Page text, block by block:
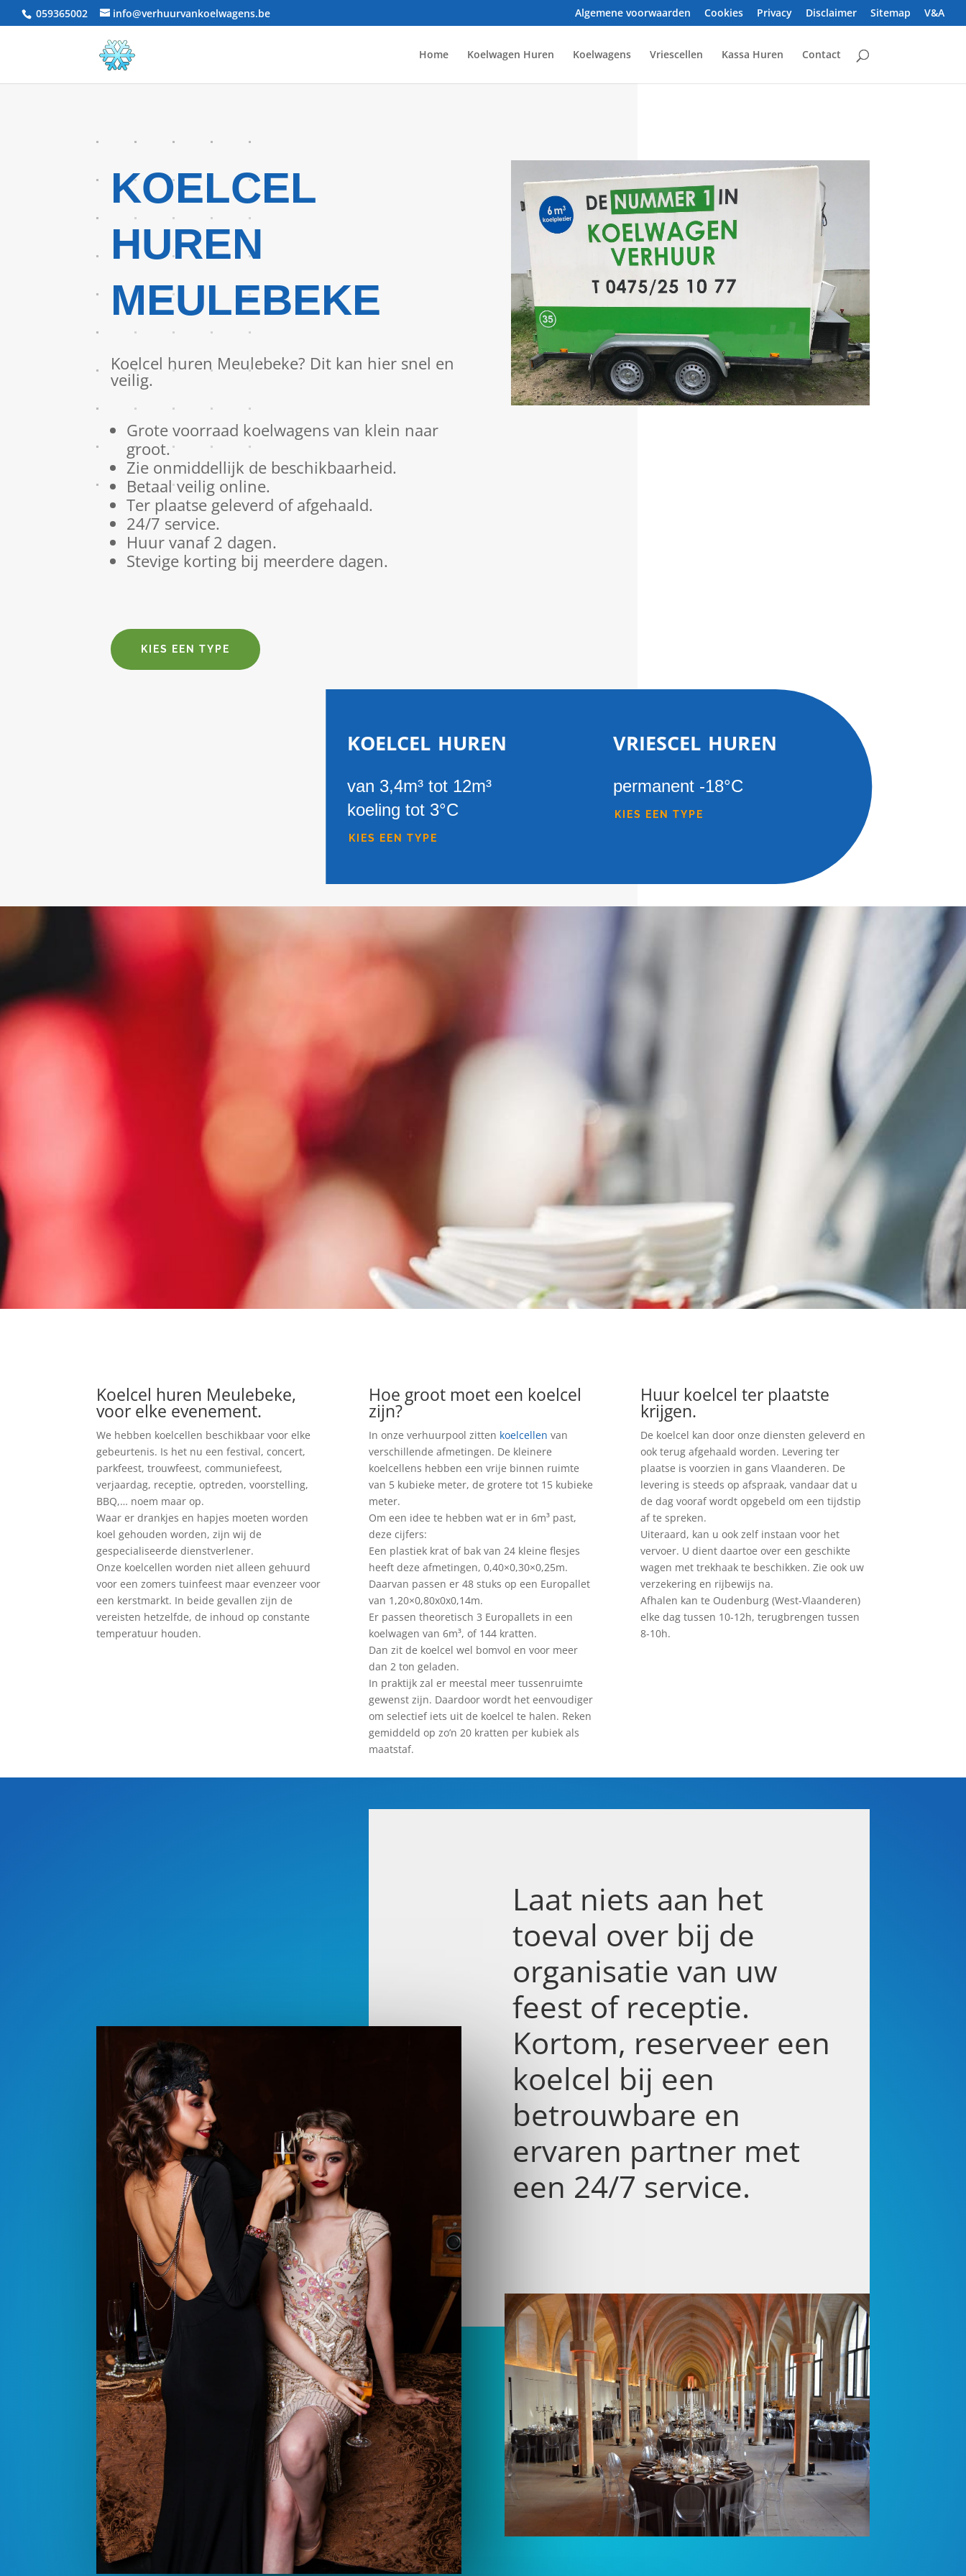
059365002 info@verhuurvankoelwagens.be Algemene voorwaarden Cookies Privacy Disclaimer Sitemap V&A
Home Koelwagen Huren Koelwagens Vriescellen Kassa Huren Contact
KOELCEL
HUREN
MEULEBEKE
Koelcel huren Meulebeke? Dit kan hier snel en
veilig.
Grote voorraad koelwagens van klein naar
groot.
Zie onmiddellijk de beschikbaarheid.
Betaal veilig online.
Ter plaatse geleverd of afgehaald.
24/7 service.
Huur vanaf 2 dagen.
Stevige korting bij meerdere dagen.
KIES EEN TYPE
koelcel huren
van 3,4m³ tot 12m³
koeling tot 3°C
KIES EEN TYPE
vriescel huren
permanent -18°C
KIES EEN TYPE
Koelcel huren Meulebeke,
voor elke evenement.
We hebben koelcellen beschikbaar voor elke
gebeurtenis. Is het nu een festival, concert,
parkfeest, trouwfeest, communiefeest,
verjaardag, receptie, optreden, voorstelling,
BBQ,… noem maar op.
Waar er drankjes en hapjes moeten worden
koel gehouden worden, zijn wij de
gespecialiseerde dienstverlener.
Onze koelcellen worden niet alleen gehuurd
voor een zomers tuinfeest maar evenzeer voor
een kerstmarkt. In beide gevallen zijn de
vereisten hetzelfde, de inhoud op constante
temperatuur houden.
Hoe groot moet een koelcel
zijn?
In onze verhuurpool zitten koelcellen van
verschillende afmetingen. De kleinere
koelcellens hebben een vrije binnen ruimte
van 5 kubieke meter, de grotere tot 15 kubieke
meter.
Om een idee te hebben wat er in 6m³ past,
deze cijfers:
Een plastiek krat of bak van 24 kleine flesjes
heeft deze afmetingen, 0,40×0,30×0,25m.
Daarvan passen er 48 stuks op een Europallet
van 1,20×0,80x0x0,14m.
Er passen theoretisch 3 Europallets in een
koelwagen van 6m³, of 144 kratten.
Dan zit de koelcel wel bomvol en voor meer
dan 2 ton geladen.
In praktijk zal er meestal meer tussenruimte
gewenst zijn. Daardoor wordt het eenvoudiger
om selectief iets uit de koelcel te halen. Reken
gemiddeld op zo’n 20 kratten per kubiek als
maatstaf.
Huur koelcel ter plaatste
krijgen.
De koelcel kan door onze diensten geleverd en
ook terug afgehaald worden. Levering ter
plaatse is voorzien in gans Vlaanderen. De
levering is steeds op afspraak, vandaar dat u
de dag vooraf wordt opgebeld om een tijdstip
af te spreken.
Uiteraard, kan u ook zelf instaan voor het
vervoer. U dient daartoe over een geschikte
wagen met trekhaak te beschikken. Zie ook uw
verzekering en rijbewijs na.
Afhalen kan te Oudenburg (West-Vlaanderen)
elke dag tussen 10-12h, terugbrengen tussen
8-10h.
Laat niets aan het
toeval over bij de
organisatie van uw
feest of receptie.
Kortom, reserveer een
koelcel bij een
betrouwbare en
ervaren partner met
een 24/7 service.